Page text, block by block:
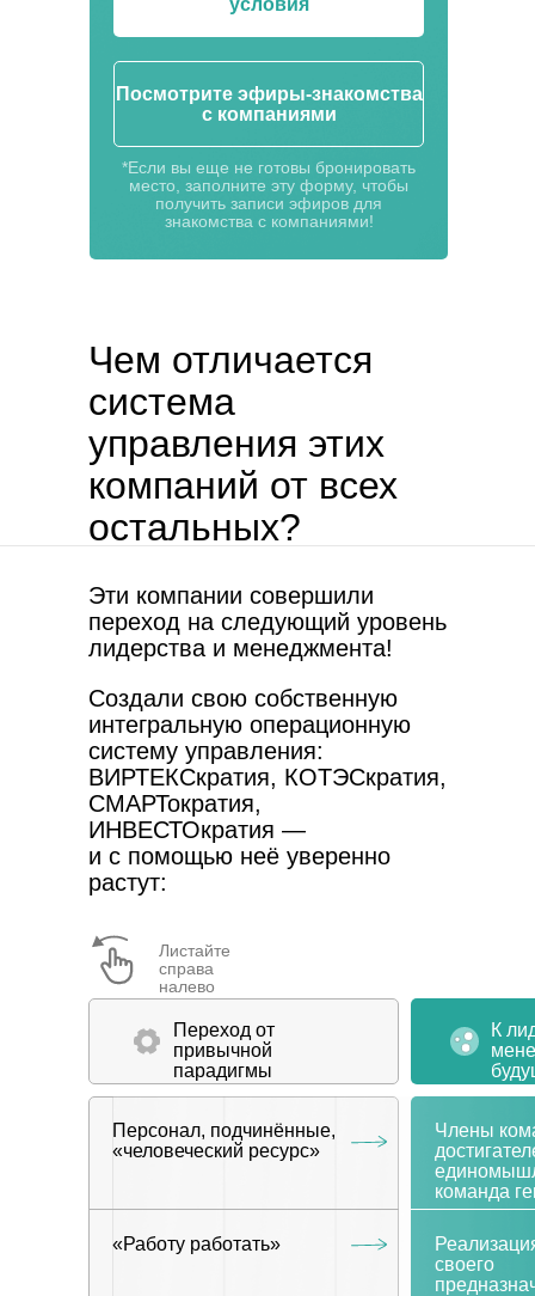
Посмотрите эфиры-знакомства
с компаниями
*Если вы еще не готовы бронировать
место, заполните эту форму, чтобы
получить записи эфиров для
знакомства с компаниями!
Чем отличается
система
управления этих
компаний от всех
остальных?
Создали свою собственную
интегральную операционную
систему управления:
ВИРТЕКСкратия, КОТЭСкратия,
СМАРТократия,
ИНВЕСТОкратия —
и с помощью неё уверенно
растут:
Эти компании совершили
переход на следующий уровень
лидерства и менеджмента!
Листайте
справа
налево
Переход от
привычной
парадигмы
К
Персонал, подчинённые,
«человеческий ресурс»
«Работу работать»
Члены
команда
своего